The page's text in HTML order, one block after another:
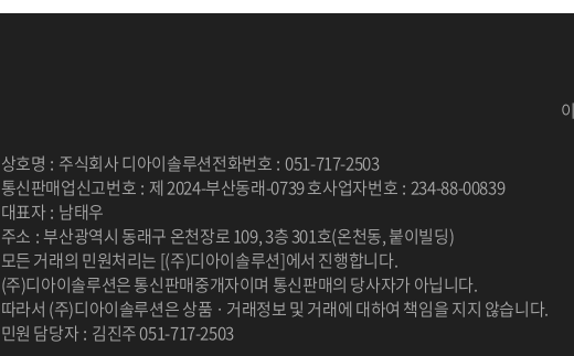
가 제한되는 환경에서도 안전하게 고품질의 데
드 - 진단검사 유형 코드 - 자기진단 우울 - 자기
상후점수 - 상담사 진단 우울 - 상담사 진단 불
안 - 상담사 진단 스트레스 - 상담사 진단 외상
후 - 건강평가 관련 연구 � 일차의료에서 주요
우울장애 선별을 위한 PHQ-2/PHQ-9 연속선
상호명 : 주식회사 디아이솔루션전화번호 : 051-717-2503
통신판매업신고번호 : 제 2024-부산동래-0739 호사업자번호 : 234-88-00839
대표자 : 남태우
주소 : 부산광역시 동래구 온천장로 109, 3층 301호(온천동, 붙이빌딩)
모든 거래의 민원처리는 [(주)디아이솔루션]에서 진행합니다.
(주)디아이솔루션은 통신판매중개자이며 통신판매의 당사자가 아닙니다.
따라서 (주)디아이솔루션은 상품 · 거래정보 및 거래에 대하여 책임을 지지 않습니다.
민원 담당자 : 김진주 051-717-2503